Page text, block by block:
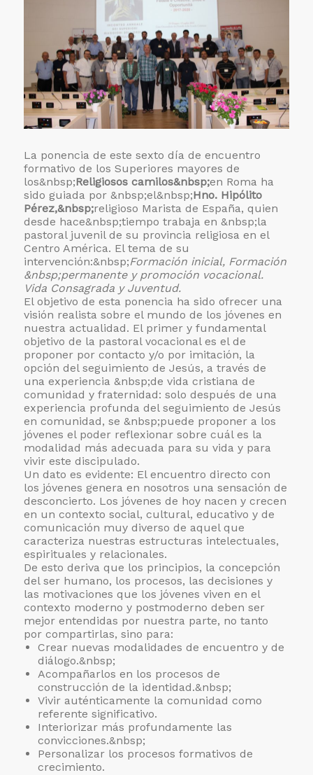
La ponencia de este sexto día de encuentro
formativo de los Superiores mayores de
los&nbsp;Religiosos camilos&nbsp;en Roma ha
sido guiada por &nbsp;el&nbsp;Hno. Hipólito
Pérez,&nbsp;religioso Marista de España, quien
desde hace&nbsp;tiempo trabaja en &nbsp;la
pastoral juvenil de su provincia religiosa en el
Centro América. El tema de su
intervención:&nbsp;Formación inicial, Formación
&nbsp;permanente y promoción vocacional.
Vida Consagrada y Juventud.
El objetivo de esta ponencia ha sido ofrecer una
visión realista sobre el mundo de los jóvenes en
nuestra actualidad. El primer y fundamental
objetivo de la pastoral vocacional es el de
proponer por contacto y/o por imitación, la
opción del seguimiento de Jesús, a través de
una experiencia &nbsp;de vida cristiana de
comunidad y fraternidad: solo después de una
experiencia profunda del seguimiento de Jesús
en comunidad, se &nbsp;puede proponer a los
jóvenes el poder reflexionar sobre cuál es la
modalidad más adecuada para su vida y para
vivir este discipulado.
Un dato es evidente: El encuentro directo con
los jóvenes genera en nosotros una sensación de
desconcierto. Los jóvenes de hoy nacen y crecen
en un contexto social, cultural, educativo y de
comunicación muy diverso de aquel que
caracteriza nuestras estructuras intelectuales,
espirituales y relacionales.
De esto deriva que los principios, la concepción
del ser humano, los procesos, las decisiones y
las motivaciones que los jóvenes viven en el
contexto moderno y postmoderno deben ser
mejor entendidas por nuestra parte, no tanto
por compartirlas, sino para:
Crear nuevas modalidades de encuentro y de
diálogo.&nbsp;
Acompañarlos en los procesos de
construcción de la identidad.&nbsp;
Vivir auténticamente la comunidad como
referente significativo.
Interiorizar más profundamente las
convicciones.&nbsp;
Personalizar los procesos formativos de
crecimiento.